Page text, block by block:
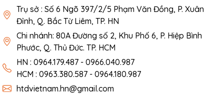
Trụ sở : Số 6 Ngõ 397/2/5 Phạm Văn Đồng, P. Xuân
Đỉnh, Q. Bắc Từ Liêm, TP. HN
Chi nhánh: 80A Đường số 2, Khu Phố 6, P. Hiệp Bình
Phước, Q. Thủ Đức. TP. HCM
HN : 0964.179.487 - 0966.040.987
HCM : 0963.380.587 - 0964.180.987
htdvietnam.hn@gmail.com